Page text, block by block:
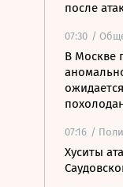
после
07:30 /
В Москве
07:16 /
Хуситы